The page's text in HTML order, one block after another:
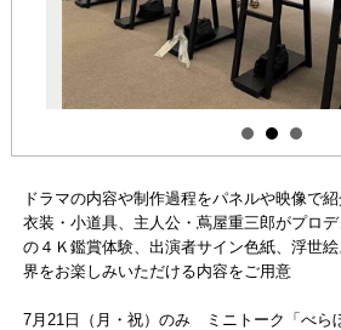
ドラマの内容や制作過程をパネルや映像で
衣装・小道具、主人公・蔦屋重三郎がプロ
の４Ｋ鑑賞体験、出演者サイン色紙、浮世
界をお楽しみいただける内容をご用意
7月21日（月・祝）のみ ミニトーク「べら